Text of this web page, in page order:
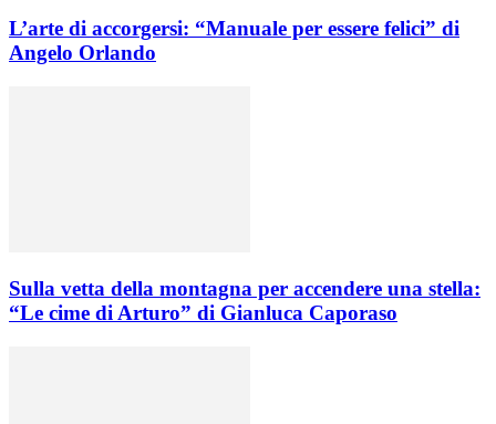
L’arte di accorgersi: “Manuale per essere felici” di
Angelo Orlando
Sulla vetta della montagna per accendere una stella:
“Le cime di Arturo” di Gianluca Caporaso